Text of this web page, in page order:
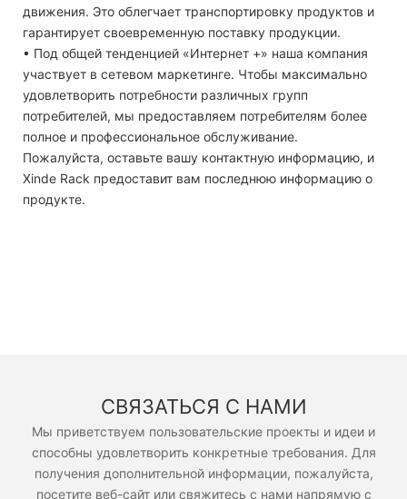
движения. Это облегчает транспортировку продуктов и
гарантирует своевременную поставку продукции.
• Под общей тенденцией «Интернет +» наша компания
участвует в сетевом маркетинге. Чтобы максимально
удовлетворить потребности различных групп
потребителей, мы предоставляем потребителям более
полное и профессиональное обслуживание.
Пожалуйста, оставьте вашу контактную информацию, и
Xinde Rack предоставит вам последнюю информацию о
продукте.
СВЯЗАТЬСЯ С НАМИ
Мы приветствуем пользовательские проекты и идеи и
способны удовлетворить конкретные требования. Для
получения дополнительной информации, пожалуйста,
посетите веб-сайт или свяжитесь с нами напрямую с